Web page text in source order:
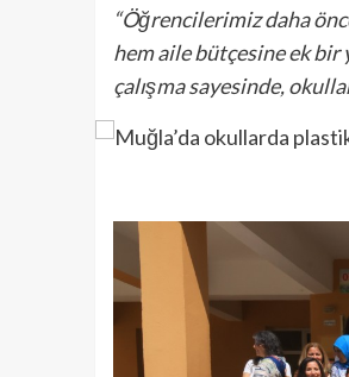
“Öğrencilerimiz daha
hem aile bütçesine ek
çalışma sayesinde,